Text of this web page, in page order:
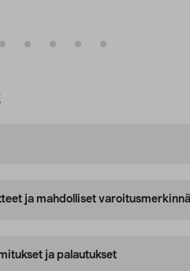
ja mahdolliset
ja palautukset